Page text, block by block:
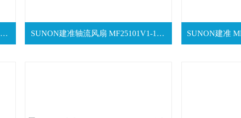
原装SUNON建准风扇 MF80252V1-1000C-A99 SUNON建准轴流风扇 MF25101V1-1000C-A99